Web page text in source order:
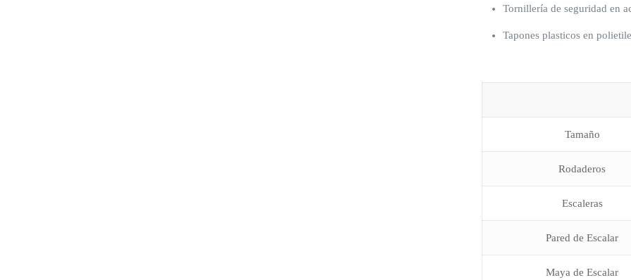
Tornillería de seguridad en
Tapones plasticos en
Tamaño
Rodaderos
Escaleras
Pared de Escalar
Maya de Escalar